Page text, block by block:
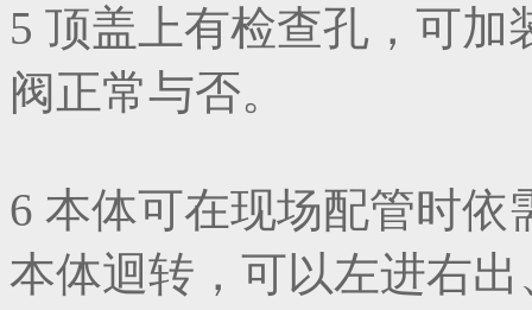
5 顶盖上有检查孔，可
阀正常与否。
6 本体可在现场配管时
本体迴转，可以左进右出